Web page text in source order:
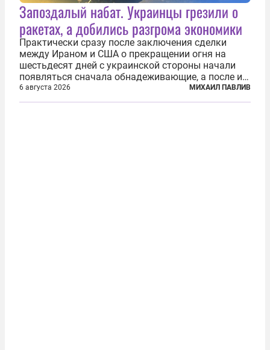
Запоздалый набат. Украинцы грезили о
ракетах, а добились разгрома экономики
Практически сразу после заключения сделки
между Ираном и США о прекращении огня на
шестьдесят дней с украинской стороны начали
появляться сначала обнадеживающие, а после и
вовсе бравурные заявления про некий «перелом»
в войне. Вероятно, в сознании первых лиц
6 августа 2026 МИХАИЛ ПАВЛИВ